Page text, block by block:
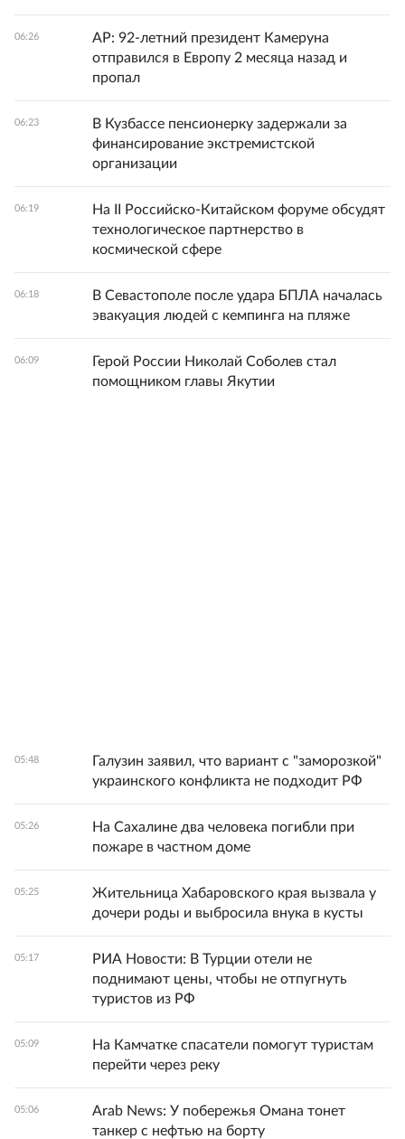
06:26
AP: 92-летний президент Камеруна
отправился в Европу 2 месяца назад и
пропал
06:23
В Кузбассе пенсионерку задержали за
финансирование экстремистской
организации
06:19
На II Российско-Китайском форуме обсудят
технологическое партнерство в
космической сфере
06:18
В Севастополе после удара БПЛА началась
эвакуация людей с кемпинга на пляже
06:09
Герой России Николай Соболев стал
помощником главы Якутии
05:48
Галузин заявил, что вариант с "заморозкой"
украинского конфликта не подходит РФ
05:26
На Сахалине два человека погибли при
пожаре в частном доме
05:25
Жительница Хабаровского края вызвала у
дочери роды и выбросила внука в кусты
05:17
РИА Новости: В Турции отели не
поднимают цены, чтобы не отпугнуть
туристов из РФ
05:09
На Камчатке спасатели помогут туристам
перейти через реку
05:06
Arab News: У побережья Омана тонет
танкер с нефтью на борту